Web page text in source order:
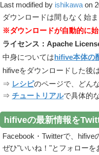
Last modified by ishikawa on
ダウンロードは間もなく始ま
※ダウンロードが自動的に
ライセンス：Apache
中身についてはhifive本体の
hifiveをダウンロードした後
⇒ レシピのページで、どん
⇒ チュートリアルで具体的
hifiveの最新情報を
Facebook・Twitterで、hifive
ぜひ"いいね！"とフォローを